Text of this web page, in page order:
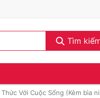
Tìm
Với Cuộc Sống (Kèm bìa